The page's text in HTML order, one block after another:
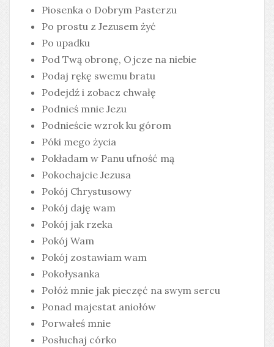
Piosenka o Dobrym Pasterzu
Po prostu z Jezusem żyć
Po upadku
Pod Twą obronę, Ojcze na niebie
Podaj rękę swemu bratu
Podejdź i zobacz chwałę
Podnieś mnie Jezu
Podnieście wzrok ku górom
Póki mego życia
Pokładam w Panu ufność mą
Pokochajcie Jezusa
Pokój Chrystusowy
Pokój daję wam
Pokój jak rzeka
Pokój Wam
Pokój zostawiam wam
Pokołysanka
Połóż mnie jak pieczęć na swym sercu
Ponad majestat aniołów
Porwałeś mnie
Posłuchaj córko